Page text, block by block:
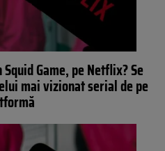
Game, pe Netflix? Se
mai vizionat serial de pe